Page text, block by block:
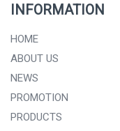
INFORMATION
HOME
ABOUT US
NEWS
PROMOTION
PRODUCTS